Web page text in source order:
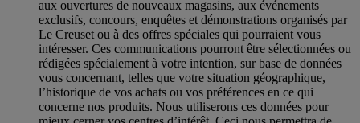
aux ouvertures de nouveaux magasins, aux événements
exclusifs, concours, enquêtes et démonstrations organisés par
Le Creuset ou à des offres spéciales qui pourraient vous
intéresser. Ces communications pourront être sélectionnées ou
rédigées spécialement à votre intention, sur base de données
vous concernant, telles que votre situation géographique,
l’historique de vos achats ou vos préférences en ce qui
concerne nos produits. Nous utiliserons ces données pour